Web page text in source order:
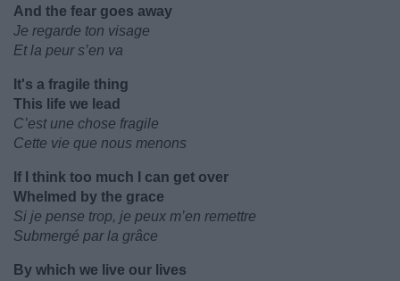
And the fear goes away
Je regarde ton visage
Et la peur s’en va
It's a fragile thing
This life we lead
C’est une chose fragile
Cette vie que nous menons
If I think too much I can get over
Whelmed by the grace
Si je pense trop, je peux m’en remettre
Submergé par la grâce
By which we live our lives